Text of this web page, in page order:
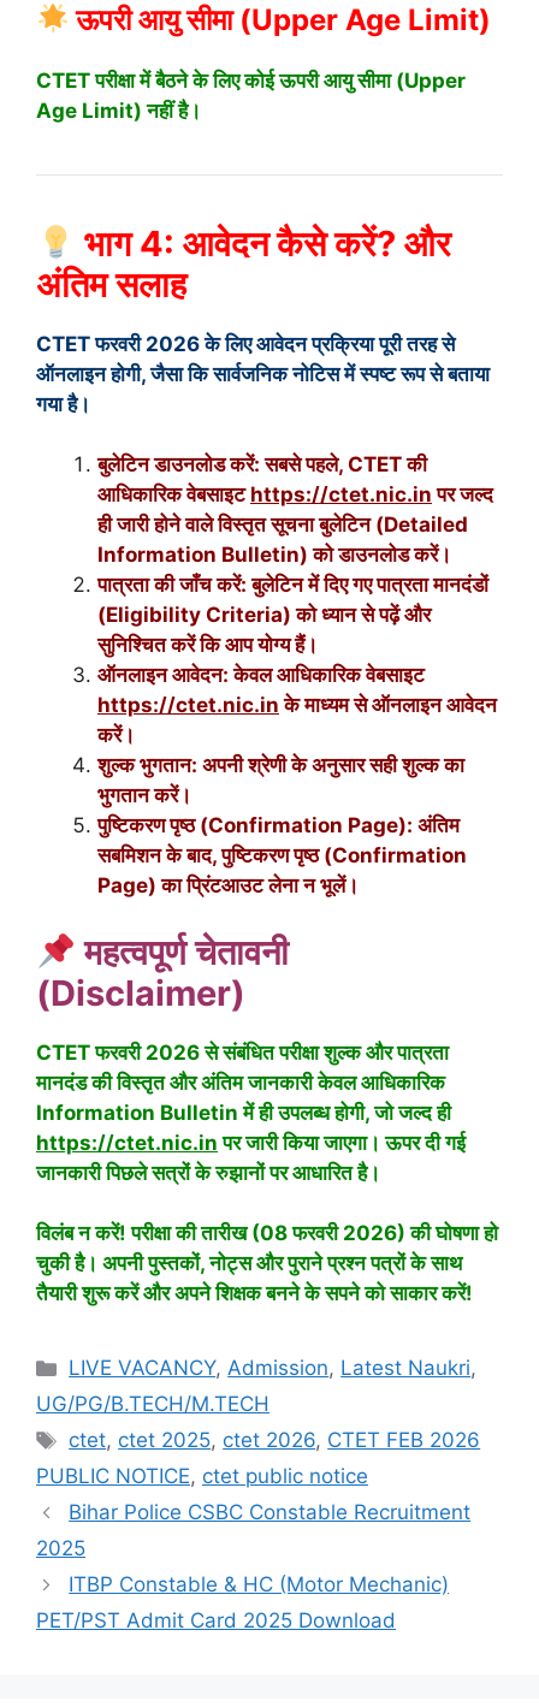
ऊपरी आयु सीमा (Upper Age Limit)
CTET परीक्षा में बैठने के लिए कोई ऊपरी आयु सीमा (Upper
Age Limit) नहीं है।
भाग 4: आवेदन कैसे करें? और
अंतिम सलाह
CTET फरवरी 2026 के लिए आवेदन प्रक्रिया पूरी तरह से
ऑनलाइन होगी, जैसा कि सार्वजनिक नोटिस में स्पष्ट रूप से बताया
गया है।
बुलेटिन डाउनलोड करें: सबसे पहले, CTET की
आधिकारिक वेबसाइट https://ctet.nic.in पर जल्द
ही जारी होने वाले विस्तृत सूचना बुलेटिन (Detailed
Information Bulletin) को डाउनलोड करें।
पात्रता की जाँच करें: बुलेटिन में दिए गए पात्रता मानदंडों
(Eligibility Criteria) को ध्यान से पढ़ें और
सुनिश्चित करें कि आप योग्य हैं।
ऑनलाइन आवेदन: केवल आधिकारिक वेबसाइट
https://ctet.nic.in के माध्यम से ऑनलाइन आवेदन
करें।
शुल्क भुगतान: अपनी श्रेणी के अनुसार सही शुल्क का
भुगतान करें।
पुष्टिकरण पृष्ठ (Confirmation Page): अंतिम
सबमिशन के बाद, पुष्टिकरण पृष्ठ (Confirmation
Page) का प्रिंटआउट लेना न भूलें।
महत्वपूर्ण चेतावनी
(Disclaimer)
CTET फरवरी 2026 से संबंधित परीक्षा शुल्क और पात्रता
मानदंड की विस्तृत और अंतिम जानकारी केवल आधिकारिक
Information Bulletin में ही उपलब्ध होगी, जो जल्द ही
https://ctet.nic.in पर जारी किया जाएगा। ऊपर दी गई
जानकारी पिछले सत्रों के रुझानों पर आधारित है।
विलंब न करें! परीक्षा की तारीख (08 फरवरी 2026) की घोषणा हो
चुकी है। अपनी पुस्तकों, नोट्स और पुराने प्रश्न पत्रों के साथ
तैयारी शुरू करें और अपने शिक्षक बनने के सपने को साकार करें!
LIVE VACANCY,Admission, Latest Naukri,
UG/PG/B.TECH/M.TECH
ctet, ctet 2025, ctet 2026, CTET FEB 2026
PUBLIC NOTICE, ctet public notice
Bihar Police CSBC Constable Recruitment
2025
ITBP Constable & HC (Motor Mechanic)
PET/PST Admit Card 2025 Download